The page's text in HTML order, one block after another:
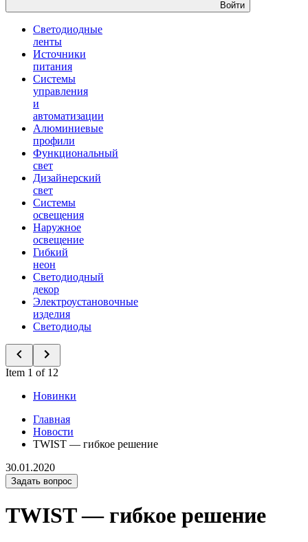
Войти
Светодиодные
ленты
Источники
питания
Системы
управления
и
автоматизации
Алюминиевые
профили
Функциональный
свет
Дизайнерский
свет
Системы
освещения
Наружное
освещение
Гибкий
неон
Светодиодный
декор
Электроустановочные
изделия
Светодиоды
Item 1 of 12
Новинки
Главная
Новости
TWIST — гибкое решение
30.01.2020
Задать вопрос
TWIST — гибкое решение